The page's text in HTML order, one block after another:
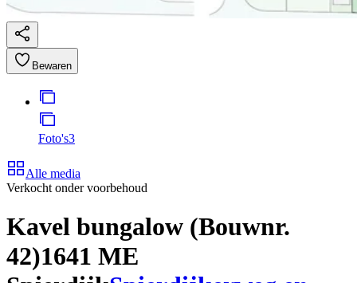
Bewaren
Foto's3
Alle media
Verkocht onder voorbehoud
Kavel bungalow (Bouwnr.
42)1641 ME